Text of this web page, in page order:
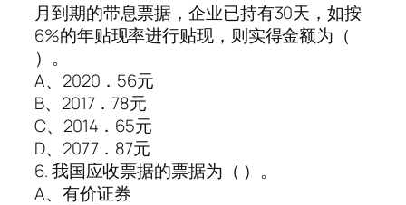
月到期的带息票据，企业已持有30天，如按
6%的年贴现率进行贴现，则实得金额为（
）。
A、2020．56元
B、2017．78元
C、2014．65元
D、2077．87元
6. 我国应收票据的票据为（ ）。
A、有价证券